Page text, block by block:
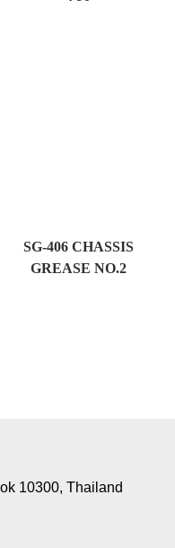
SG-406 CHASSIS
GREASE NO.2
10300, Thailand